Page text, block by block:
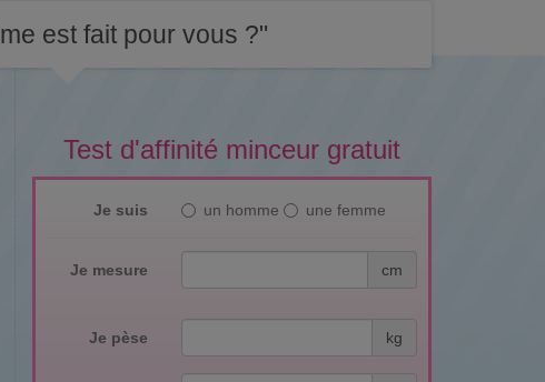
est fait pour vous ?"
Test d'affinité minceur gratuit
Je suis un homme une femme
Je mesure cm
Je pèse kg